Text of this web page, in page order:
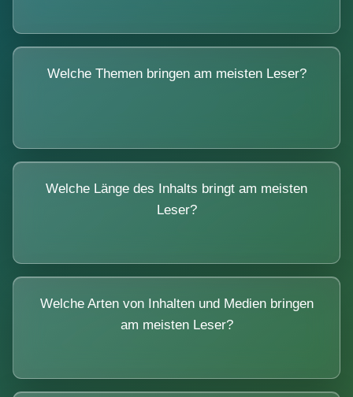
Welche Themen bringen am meisten Leser?
Welche Länge des Inhalts bringt am meisten
Leser?
Welche Arten von Inhalten und Medien bringen
am meisten Leser?